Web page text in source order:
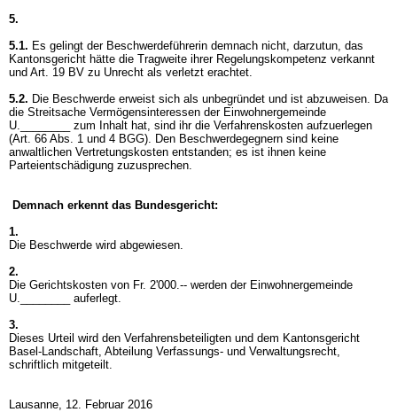
5.
5.1. Es gelingt der Beschwerdeführerin demnach nicht, darzutun, das
Kantonsgericht hätte die Tragweite ihrer Regelungskompetenz verkannt
und Art. 19 BV zu Unrecht als verletzt erachtet.
5.2. Die Beschwerde erweist sich als unbegründet und ist abzuweisen. Da
die Streitsache Vermögensinteressen der Einwohnergemeinde
U.________ zum Inhalt hat, sind ihr die Verfahrenskosten aufzuerlegen
(Art. 66 Abs. 1 und 4 BGG). Den Beschwerdegegnern sind keine
anwaltlichen Vertretungskosten entstanden; es ist ihnen keine
Parteientschädigung zuzusprechen.
Demnach erkennt das Bundesgericht:
1.
Die Beschwerde wird abgewiesen.
2.
Die Gerichtskosten von Fr. 2'000.-- werden der Einwohnergemeinde
U.________ auferlegt.
3.
Dieses Urteil wird den Verfahrensbeteiligten und dem Kantonsgericht
Basel-Landschaft, Abteilung Verfassungs- und Verwaltungsrecht,
schriftlich mitgeteilt.
Lausanne, 12. Februar 2016